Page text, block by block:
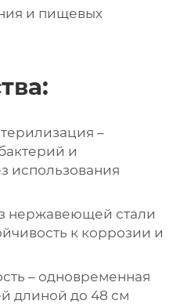
и пищевых
–
и
использования
нержавеющей стали
к коррозии и
– одновременная
длиной до 48 см